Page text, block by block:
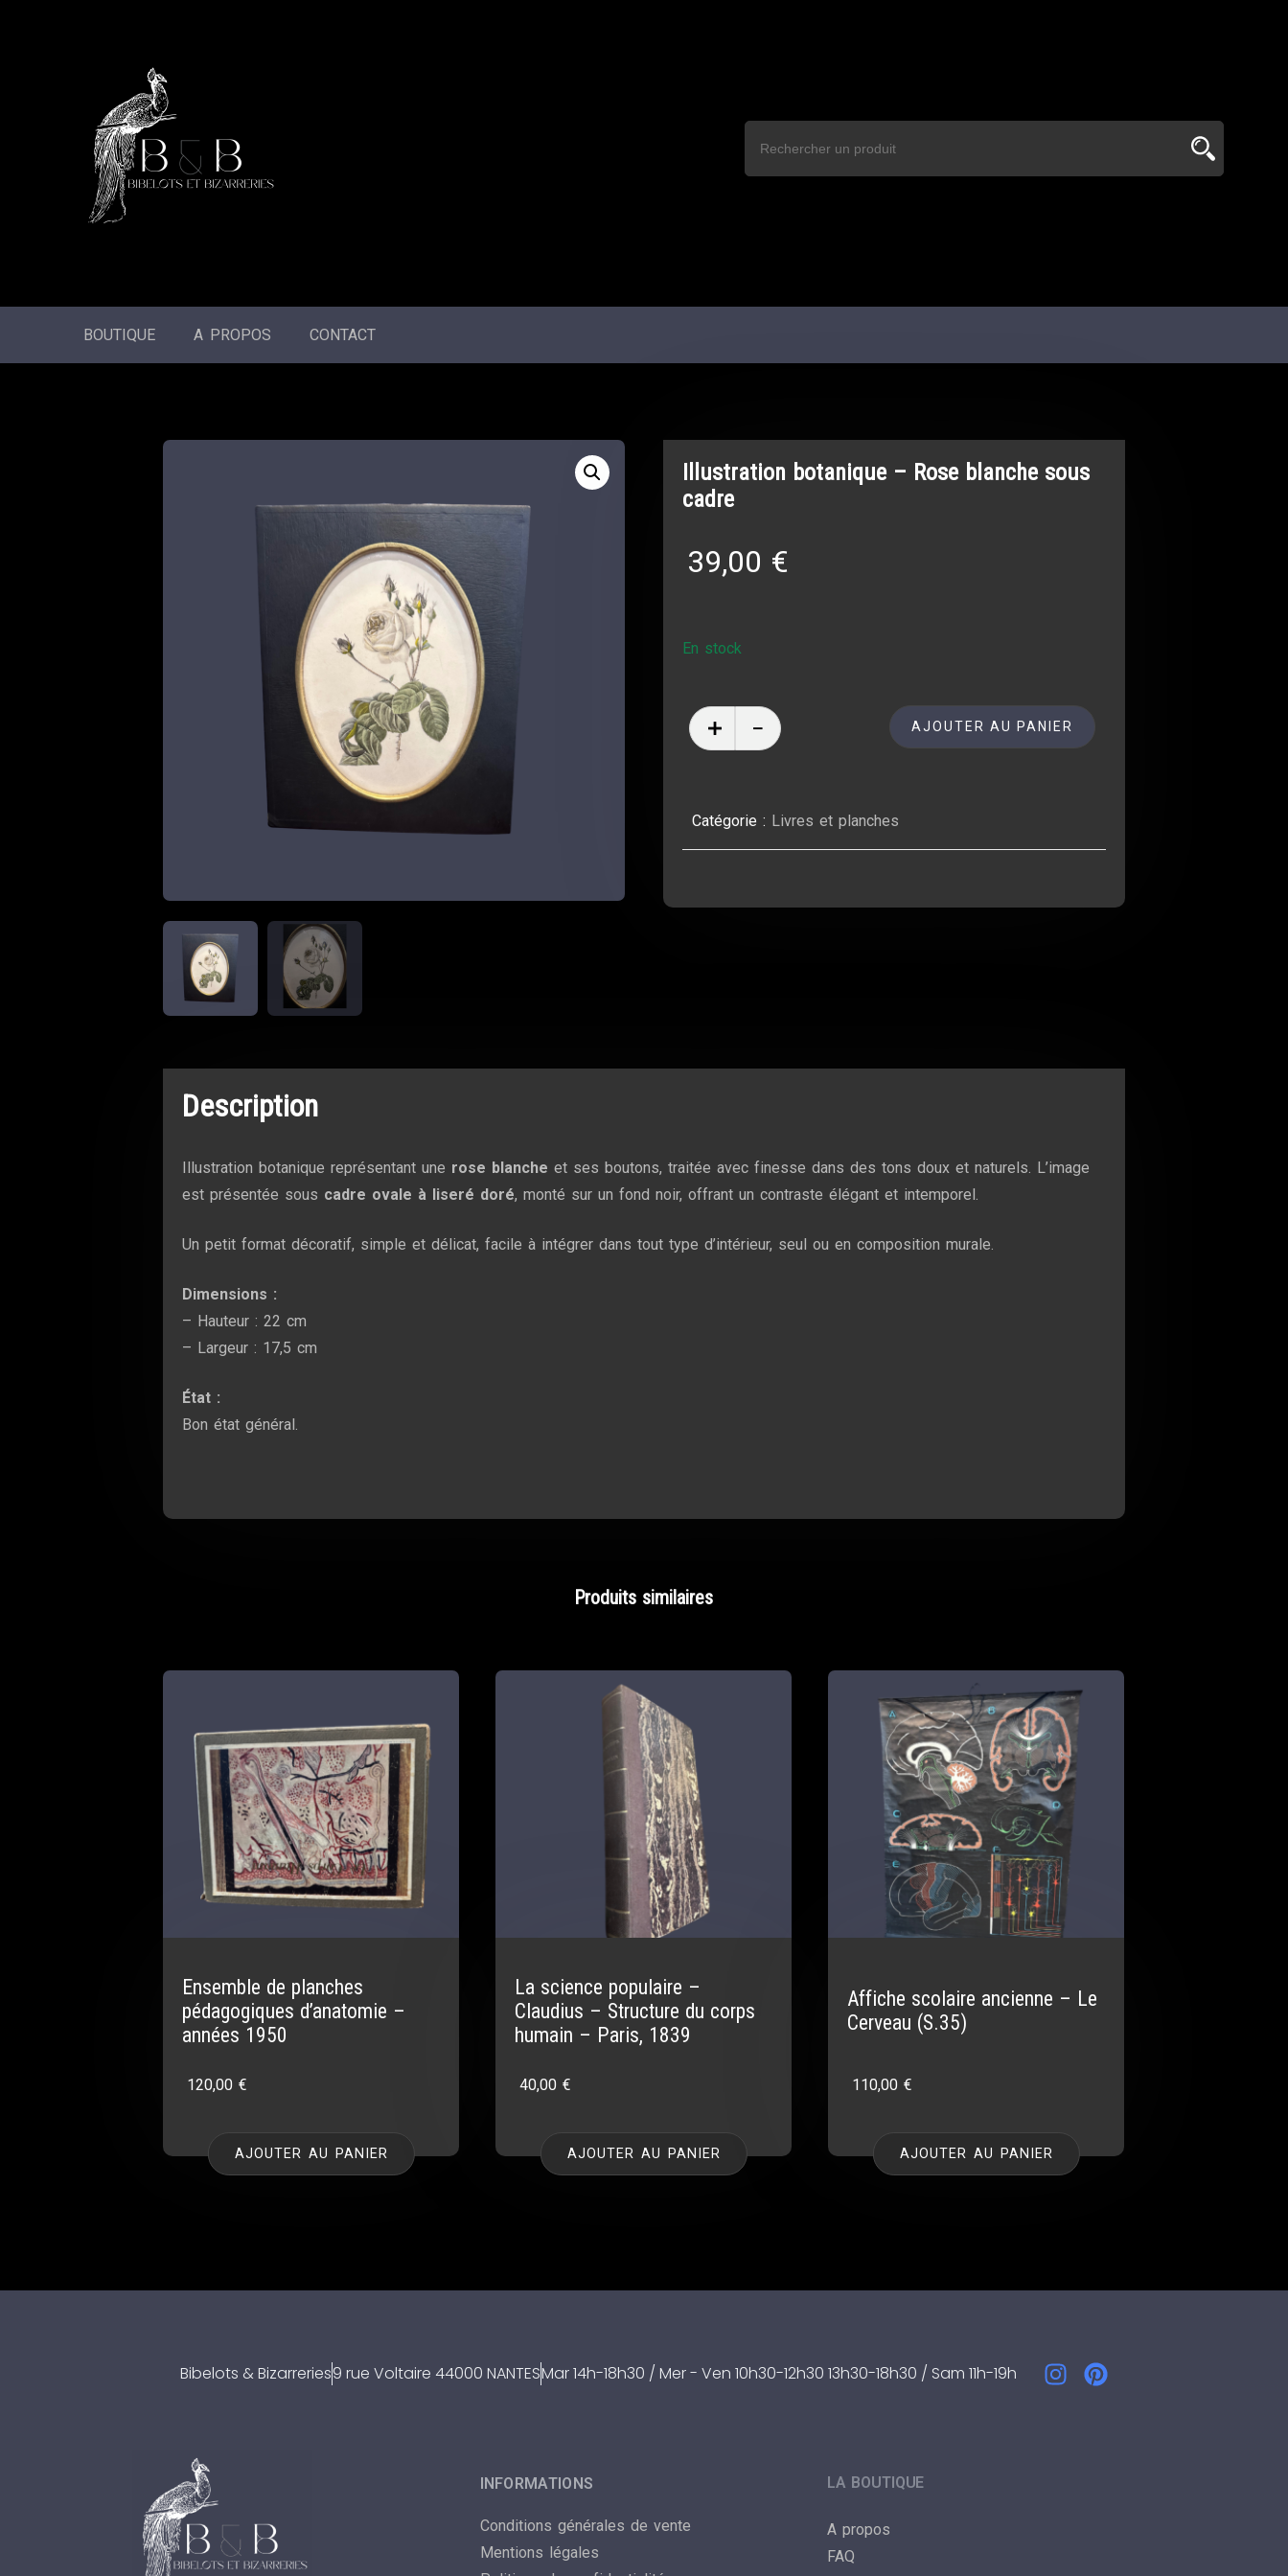
BOUTIQUE A PROPOS CONTACT
Illustration botanique – Rose blanche sous
cadre
39,00 €
En stock
AJOUTER AU PANIER
Catégorie : Livres et planches
Description
Illustration botanique représentant une rose blanche et ses boutons, traitée avec finesse dans des tons doux et naturels. L’image
est présentée sous cadre ovale à liseré doré, monté sur un fond noir, offrant un contraste élégant et intemporel.
Un petit format décoratif, simple et délicat, facile à intégrer dans tout type d’intérieur, seul ou en composition murale.
Dimensions :
– Hauteur : 22 cm
– Largeur : 17,5 cm
État :
Bon état général.
Produits similaires
Ensemble de planches
pédagogiques d’anatomie –
années 1950
120,00€
AJOUTER AU PANIER
La science populaire –
Claudius – Structure du corps
humain – Paris, 1839
40,00€
AJOUTER AU PANIER
Affiche scolaire ancienne – Le
Cerveau (S.35)
110,00€
AJOUTER AU PANIER
Bibelots & Bizarreries9 rue Voltaire 44000 NANTESMar 14h-18h30 / Mer - Ven 10h30-12h30 13h30-18h30 / Sam 11h-19h
INFORMATIONS
Conditions générales de vente
Mentions légales
LA BOUTIQUE
A propos
FAQ